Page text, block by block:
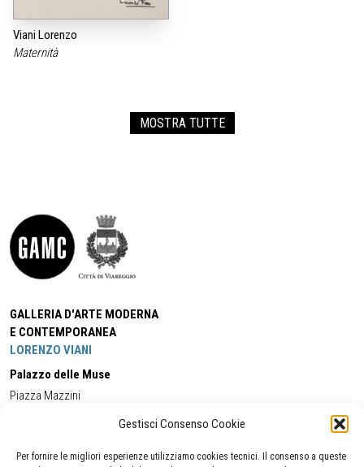
Gestisci Consenso Cookie
Per fornire le migliori esperienze utilizziamo cookies tecnici. Il consenso a queste
Viani Lorenzo
Maternità
MOSTRA TUTTE
GALLERIA D'ARTE MODERNA
E CONTEMPORANEA
LORENZO VIANI
Palazzo delle Muse
Piazza Mazzini
Cell:+39 338 5714978 (orario apertura Galleria)
Tel:
+39 0584 944580
(orario 09.00/13.00)